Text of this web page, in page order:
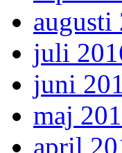
augusti
juli
juni
maj
april